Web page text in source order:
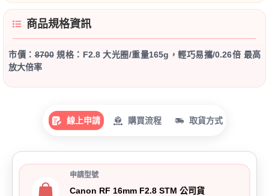
商品規格資訊
市價：8700規格：F2.8 大光圈/重量165g，輕巧易攜/0.26倍 最高
放大倍率
線上申請 購買流程 取貨方式
申請型號
Canon RF 16mm F2.8 STM 公司貨